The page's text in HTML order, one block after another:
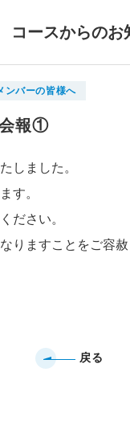
コースからのお
ンバーの皆様へ
会報①
しました。
す。
ださい。
りますことをご容
戻る